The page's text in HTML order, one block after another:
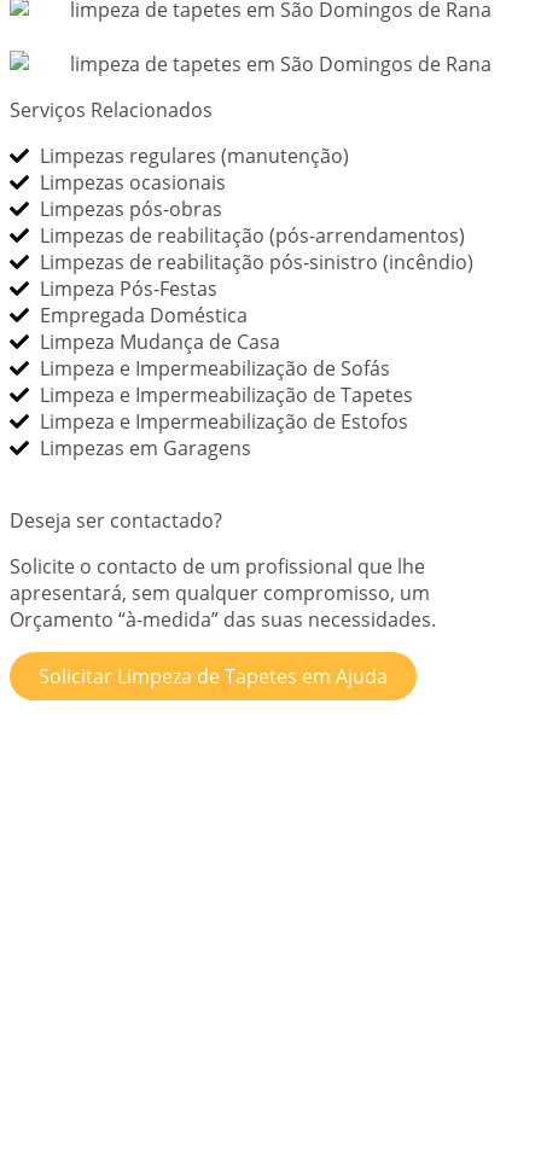
Serviços Relacionados
Limpezas regulares (manutenção)
Limpezas ocasionais
Limpezas pós-obras
Limpezas de reabilitação (pós-arrendamentos)
Limpezas de reabilitação pós-sinistro (incêndio)
Limpeza Pós-Festas
Empregada Doméstica
Limpeza Mudança de Casa
Limpeza e Impermeabilização de Sofás
Limpeza e Impermeabilização de Tapetes
Limpeza e Impermeabilização de Estofos
Limpezas em Garagens
Deseja ser contactado?
Solicite o contacto de um profissional que lhe
apresentará, sem qualquer compromisso, um
Orçamento “à-medida” das suas necessidades.
Solicitar Limpeza de Tapetes em Ajuda